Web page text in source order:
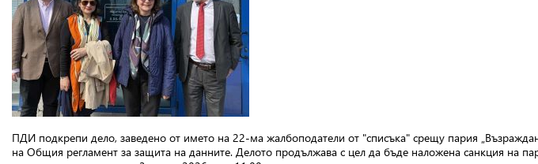
ПДИ подкрепи дело, заведено от името на 22-ма жалбоподатели от "списъка" срещу пария
на Общия регламент за защита на данните. Делото продължава с цел да бъде наложена санкция на